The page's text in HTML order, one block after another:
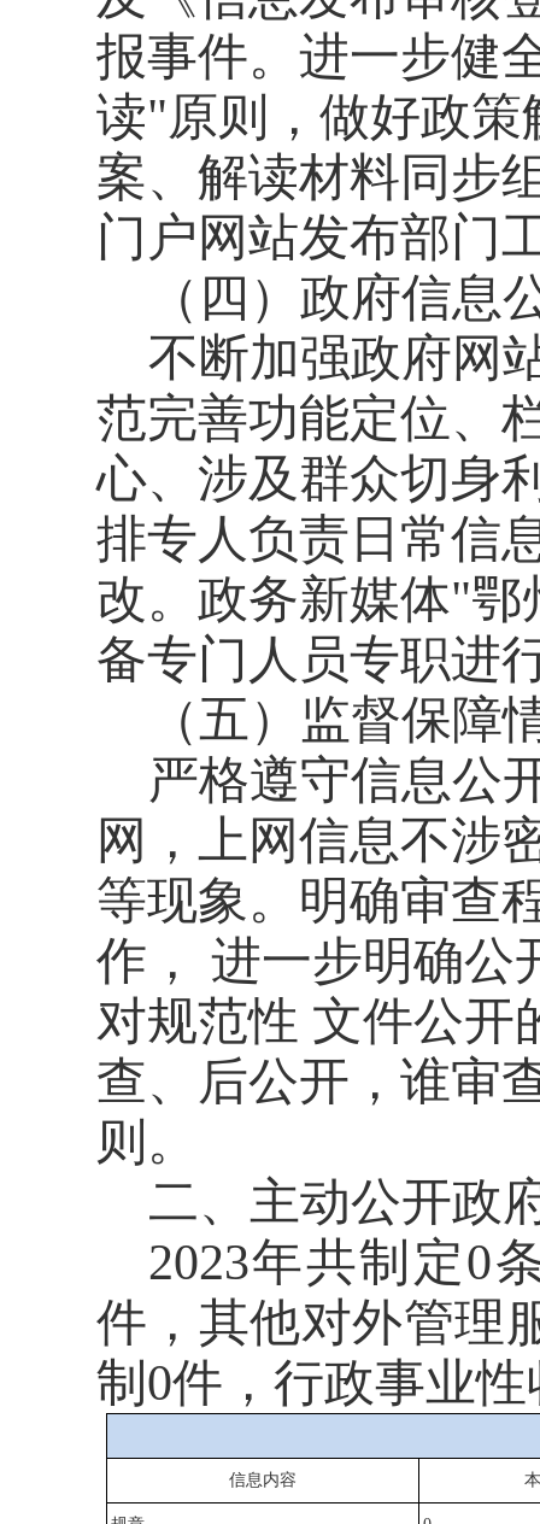
报事件。进一步健
读"原则，做好政
案、解读材料同步
门户网站发布部门
（四） 政府信息
不断加强政府网
范完善功能定位、
心、涉及群众切身
排专人负责日常信
改。政务新媒体"鄂
备专门人员专职进
（五） 监督保障
严格遵守信息公
网，上网信息不涉
等现象。明确审查
作， 进一步明确公
对规范性 文件公开
查、后公开，谁审
则。
二、主动公开政
2023年共制定0
件，其他对外管理
制0件，行政事业
信息内容